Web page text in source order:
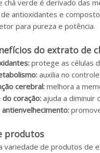
verde é derivado das
antioxidantes e
para pureza e potência.
do extrato de
protege as células
auxilia no
cerebral:melhora a
do coração:ajuda a diminuir
produtos
variedade de produtos de